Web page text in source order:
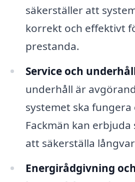
säkerställer att
korrekt och effektivt
prestanda.
Service och
underhåll är
systemet ska
Fackmän kan
att säkerställa
Energirådgivning